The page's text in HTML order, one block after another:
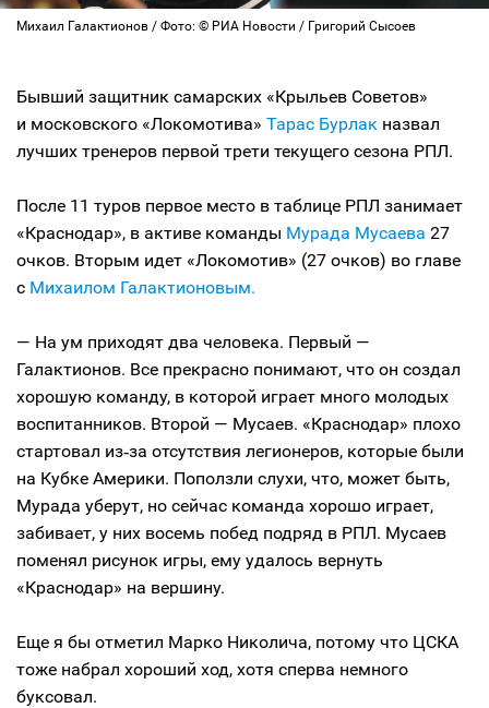
Михаил Галактионов / Фото: © РИА Новости / Григорий Сысоев
Бывший защитник самарских «Крыльев Советов»
и московского «Локомотива» Тарас Бурлак назвал
лучших тренеров первой трети текущего сезона РПЛ.
После 11 туров первое место в таблице РПЛ занимает
«Краснодар», в активе команды Мурада Мусаева 27
очков. Вторым идет «Локомотив» (27 очков) во главе
с Михаилом Галактионовым.
— На ум приходят два человека. Первый —
Галактионов. Все прекрасно понимают, что он создал
хорошую команду, в которой играет много молодых
воспитанников. Второй — Мусаев. «Краснодар» плохо
стартовал из‑за отсутствия легионеров, которые были
на Кубке Америки. Поползли слухи, что, может быть,
Мурада уберут, но сейчас команда хорошо играет,
забивает, у них восемь побед подряд в РПЛ. Мусаев
поменял рисунок игры, ему удалось вернуть
«Краснодар» на вершину.
Еще я бы отметил Марко Николича, потому что ЦСКА
тоже набрал хороший ход, хотя сперва немного
буксовал.